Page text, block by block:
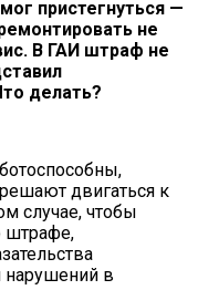
пристегнуться —
не
В ГАИ штраф не
делать?
двигаться к
случае, чтобы
штрафе,
нарушений в